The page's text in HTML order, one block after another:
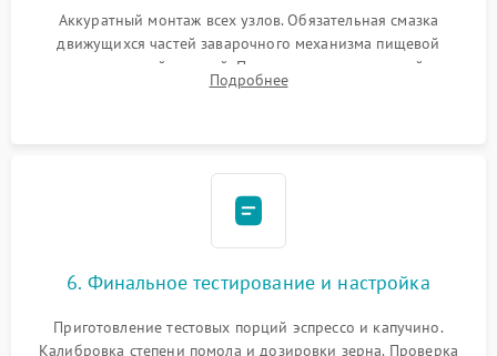
Аккуратный монтаж всех узлов. Обязательная смазка
движущихся частей заварочного механизма пищевой
силиконовой смазкой. Проведение программной
декальцинации и очистки системы от кофейных масел.
Подробнее
6. Финальное тестирование и настройка
Приготовление тестовых порций эспрессо и капучино.
Калибровка степени помола и дозировки зерна. Проверка